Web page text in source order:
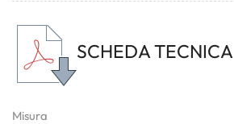
SCHEDA TECNICA
Misura